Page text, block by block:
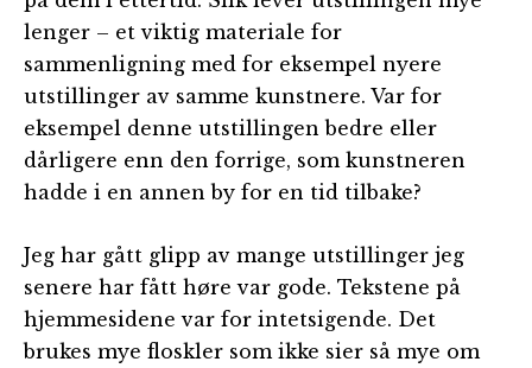
lenger – et viktig materiale for
sammenligning med for eksempel nyere
utstillinger av samme kunstnere. Var for
eksempel denne utstillingen bedre eller
dårligere enn den forrige, som kunstneren
hadde i en annen by for en tid tilbake?
Jeg har gått glipp av mange utstillinger jeg
senere har fått høre var gode. Tekstene på
hjemmesidene var for intetsigende. Det
brukes mye floskler som ikke sier så mye om